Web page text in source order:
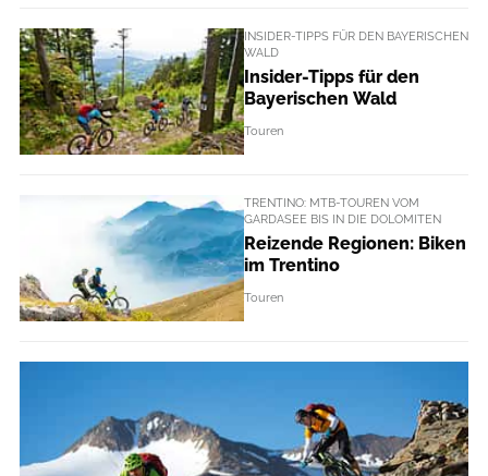
INSIDER-TIPPS FÜR DEN BAYERISCHEN
WALD
Insider-Tipps für den
Bayerischen Wald
Touren
TRENTINO: MTB-TOUREN VOM
GARDASEE BIS IN DIE DOLOMITEN
Reizende Regionen: Biken
im Trentino
Touren